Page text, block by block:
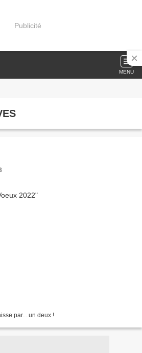
Publicité
MENU
par....un deux !